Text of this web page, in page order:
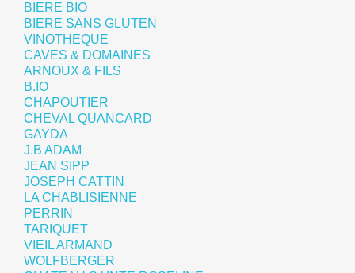
BIERE BIO
BIERE SANS GLUTEN
VINOTHEQUE
CAVES & DOMAINES
ARNOUX & FILS
B.IO
CHAPOUTIER
CHEVAL QUANCARD
GAYDA
J.B ADAM
JEAN SIPP
JOSEPH CATTIN
LA CHABLISIENNE
PERRIN
TARIQUET
VIEIL ARMAND
WOLFBERGER